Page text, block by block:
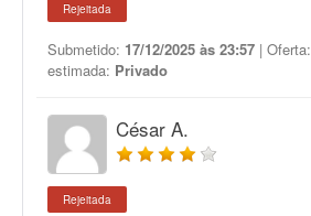
Rejeitada
Submetido: 17/12/2025 às 23:57 | Oferta:
estimada: Privado
César A.
Rejeitada